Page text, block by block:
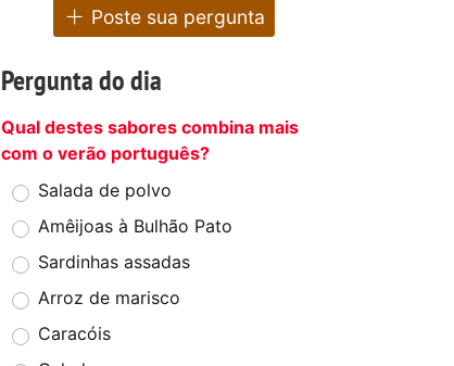
Poste sua pergunta
Pergunta do dia
Qual destes sabores combina mais
com o verão português?
Salada de polvo
Amêijoas à Bulhão Pato
Sardinhas assadas
Arroz de marisco
Caracóis